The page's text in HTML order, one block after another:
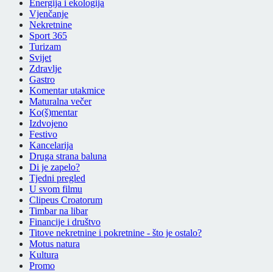
Energija i ekologija
Vjenčanje
Nekretnine
Sport 365
Turizam
Svijet
Zdravlje
Gastro
Komentar utakmice
Maturalna večer
Ko(š)mentar
Izdvojeno
Festivo
Kancelarija
Druga strana baluna
Di je zapelo?
Tjedni pregled
U svom filmu
Clipeus Croatorum
Timbar na libar
Financije i društvo
Titove nekretnine i pokretnine - što je ostalo?
Motus natura
Kultura
Promo